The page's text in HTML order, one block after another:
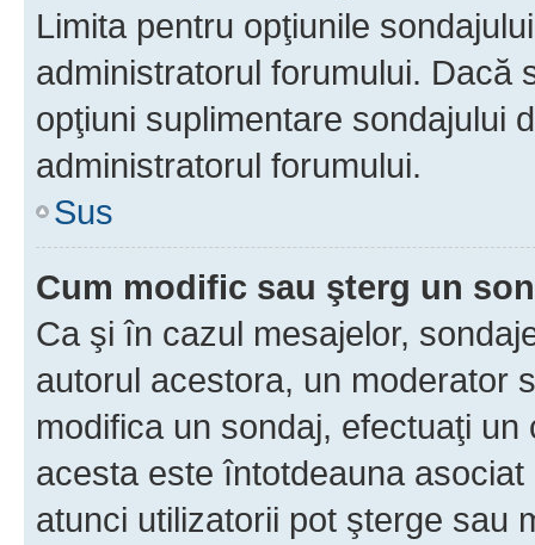
Limita pentru opţiunile
administratorul forumului. Dacă
opţiuni suplimentare sondajului
administratorul forumului.
Sus
Cum modific sau şterg un
Ca şi în cazul mesajelor,
autorul acestora, un moderator
modifica un sondaj, efectuaţi
acesta este întotdeauna
atunci utilizatorii pot şterge sau